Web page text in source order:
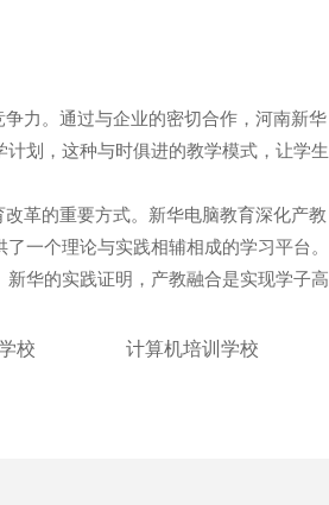
力。通过与企业的密切合作，河南新华
划，这种与时俱进的教学模式，让学生
革的重要方式。新华电脑教育深化产教
一个理论与实践相辅相成的学习平台。
华的实践证明，产教融合是实现学子高
校 计算机培训学校